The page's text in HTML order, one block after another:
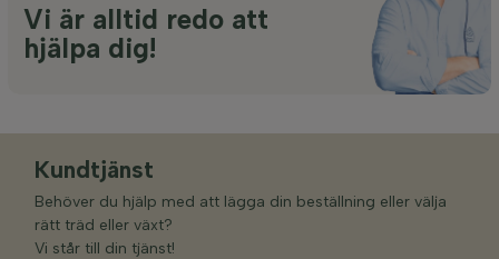
Vi är alltid redo att
hjälpa dig!
Kundtjänst
Behöver du hjälp med att lägga din beställning eller välja
rätt träd eller växt?
Vi står till din tjänst!